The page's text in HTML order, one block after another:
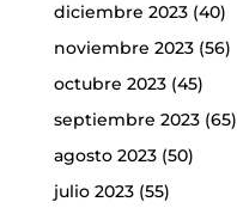
diciembre 2023(40)
noviembre 2023(56)
octubre 2023(45)
septiembre 2023(65)
agosto 2023(50)
julio 2023(55)